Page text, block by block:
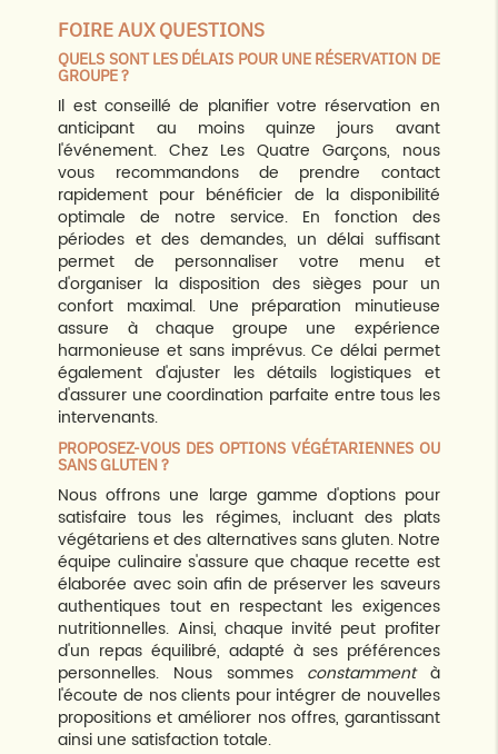
FOIRE AUX QUESTIONS
QUELS SONT LES DÉLAIS POUR UNE RÉSERVATION DE
GROUPE ?
Il est conseillé de planifier votre réservation en
anticipant au moins quinze jours avant
l'événement. Chez Les Quatre Garçons, nous
vous recommandons de prendre contact
rapidement pour bénéficier de la disponibilité
optimale de notre service. En fonction des
périodes et des demandes, un délai suffisant
permet de personnaliser votre menu et
d'organiser la disposition des sièges pour un
confort maximal. Une préparation minutieuse
assure à chaque groupe une expérience
harmonieuse et sans imprévus. Ce délai permet
également d'ajuster les détails logistiques et
d'assurer une coordination parfaite entre tous les
intervenants.
PROPOSEZ-VOUS DES OPTIONS VÉGÉTARIENNES OU
SANS GLUTEN ?
Nous offrons une large gamme d'options pour
satisfaire tous les régimes, incluant des plats
végétariens et des alternatives sans gluten. Notre
équipe culinaire s'assure que chaque recette est
élaborée avec soin afin de préserver les saveurs
authentiques tout en respectant les exigences
nutritionnelles. Ainsi, chaque invité peut profiter
d'un repas équilibré, adapté à ses préférences
personnelles. Nous sommes constammentà
l'écoute de nos clients pour intégrer de nouvelles
propositions et améliorer nos offres, garantissant
ainsi une satisfaction totale.